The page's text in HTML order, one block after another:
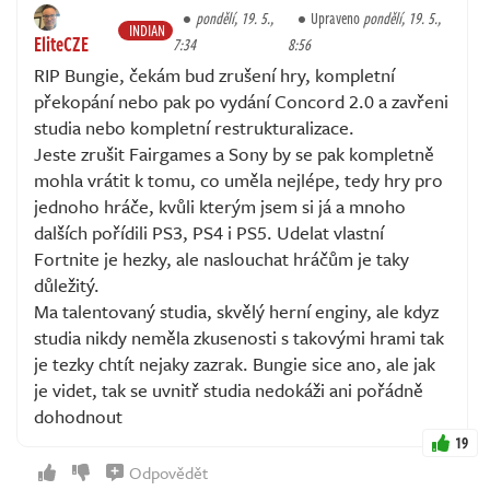
EliteCZE INDIAN
pondělí, 19. 5.,
7:34
Upravenopondělí, 19. 5.,
8:56
RIP Bungie, čekám bud zrušení hry, kompletní
překopání nebo pak po vydání Concord 2.0 a zavřeni
studia nebo kompletní restrukturalizace.
Jeste zrušit Fairgames a Sony by se pak kompletně
mohla vrátit k tomu, co uměla nejlépe, tedy hry pro
jednoho hráče, kvůli kterým jsem si já a mnoho
dalších pořídili PS3, PS4 i PS5. Udelat vlastní
Fortnite je hezky, ale naslouchat hráčům je taky
důležitý.
Ma talentovaný studia, skvělý herní enginy, ale kdyz
studia nikdy neměla zkusenosti s takovými hrami tak
je tezky chtít nejaky zazrak. Bungie sice ano, ale jak
je videt, tak se uvnitř studia nedokáži ani pořádně
dohodnout
19
Odpovědět